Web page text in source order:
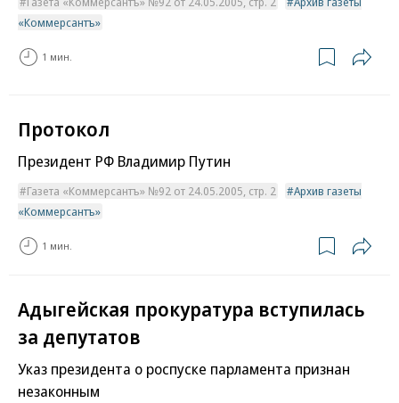
«Коммерсантъ»
1 мин.
Протокол
Президент РФ Владимир Путин
Газета «Коммерсантъ» №92 от 24.05.2005, стр. 2
Архив газеты
«Коммерсантъ»
1 мин.
Адыгейская прокуратура вступилась
за депутатов
Указ президента о роспуске парламента признан
незаконным